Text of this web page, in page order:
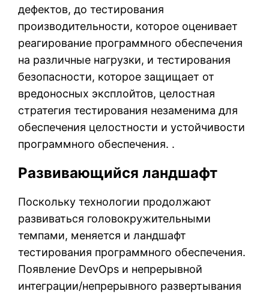
дефектов, до тестирования
производительности, которое оценивает
реагирование программного обеспечения
на различные нагрузки, и тестирования
безопасности, которое защищает от
вредоносных эксплойтов, целостная
стратегия тестирования незаменима для
обеспечения целостности и устойчивости
программного обеспечения. .
Развивающийся ландшафт
Поскольку технологии продолжают
развиваться головокружительными
темпами, меняется и ландшафт
тестирования программного обеспечения.
Появление DevOps и непрерывной
интеграции/непрерывного развертывания